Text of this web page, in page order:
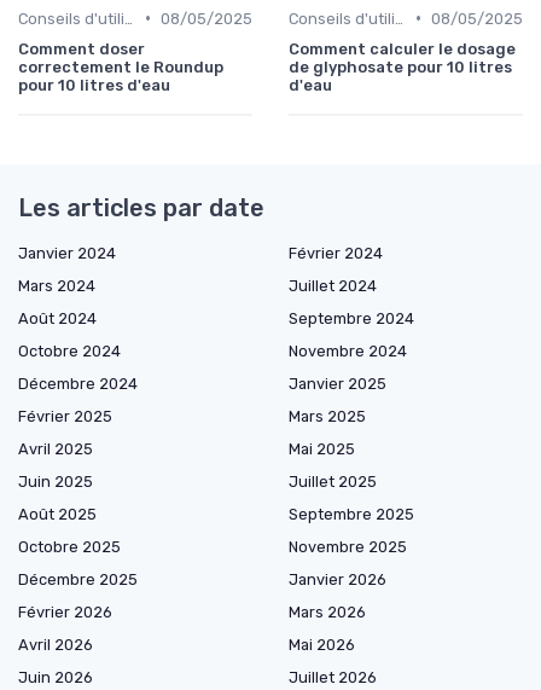
• 08/05/2025
Comment doser
correctement le Roundup
pour 10 litres d'eau
• 08/05/2025
Comment calculer le dosage
de glyphosate pour 10 litres
d'eau
Les articles par date
Janvier 2024
Février 2024
Mars 2024
Juillet 2024
Août 2024
Septembre 2024
Octobre 2024
Novembre 2024
Décembre 2024
Janvier 2025
Février 2025
Mars 2025
Avril 2025
Mai 2025
Juin 2025
Juillet 2025
Août 2025
Septembre 2025
Octobre 2025
Novembre 2025
Décembre 2025
Janvier 2026
Février 2026
Mars 2026
Avril 2026
Mai 2026
Juin 2026
Juillet 2026